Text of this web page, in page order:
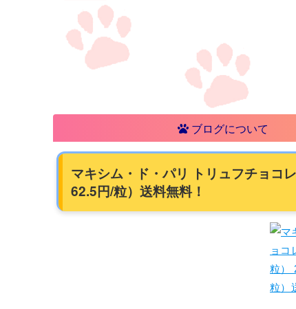
ブログについて
マキシム・ド・パリ トリュフチョコ
62.5円/粒）送料無料！